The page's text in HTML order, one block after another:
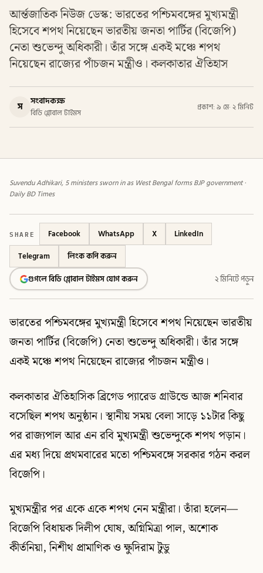
আর্ন্তজাতিক নিউজ ডেস্ক: ভারতের পশ্চিমবঙ্গের মুখ্যমন্ত্রী
হিসেবে শপথ নিয়েছেন ভারতীয় জনতা পার্টির (বিজেপি)
নেতা শুভেন্দু অধিকারী। তাঁর সঙ্গে একই মঞ্চে শপথ
নিয়েছেন রাজ্যের পাঁচজন মন্ত্রীও। কলকাতার ঐতিহাস
স সংবাদকক্ষ
বিডি গ্লোবাল টাইমস
প্রকাশ: ৯ মে· ২ মিনিট
Suvendu Adhikari, 5 ministers sworn in as West Bengal forms BJP government ·
Daily BD Times
SHARE Facebook WhatsApp X
LinkedIn
Telegram
লিংক কপি করুন
গুগলে বিডি গ্লোবাল টাইমস যোগ করুন
২ মিনিটে পড়ুন
ভারতের পশ্চিমবঙ্গের মুখ্যমন্ত্রী হিসেবে শপথ নিয়েছেন ভারতীয়
জনতা পার্টির (বিজেপি) নেতা শুভেন্দু অধিকারী। তাঁর সঙ্গে
একই মঞ্চে শপথ নিয়েছেন রাজ্যের পাঁচজন মন্ত্রীও।
কলকাতার ঐতিহাসিক ব্রিগেড প্যারেড গ্রাউন্ডে আজ শনিবার
বসেছিল শপথ অনুষ্ঠান। স্থানীয় সময় বেলা সাড়ে ১১টার কিছু
পর রাজ্যপাল আর এন রবি মুখ্যমন্ত্রী শুভেন্দুকে শপথ পড়ান।
এর মধ্য দিয়ে প্রথমবারের মতো পশ্চিমবঙ্গে সরকার গঠন করল
বিজেপি।
মুখ্যমন্ত্রীর পর একে একে শপথ নেন মন্ত্রীরা। তাঁরা হলেন—
বিজেপি বিধায়ক দিলীপ ঘোষ, অগ্নিমিত্রা পাল, অশোক
কীর্তনিয়া, নিশীথ প্রামাণিক ও ক্ষুদিরাম টুডু